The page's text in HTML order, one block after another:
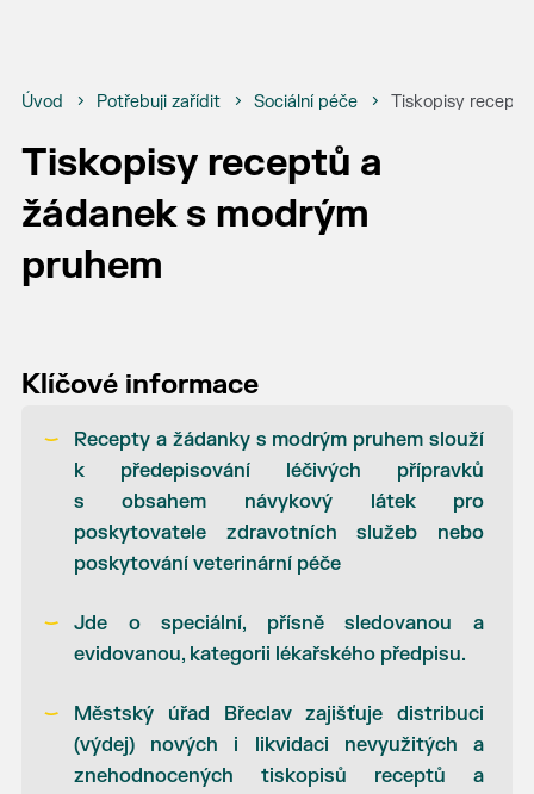
Úvod Potřebuji zařídit Sociální péče Tiskopisy
Tiskopisy receptů a
žádanek s modrým
pruhem
Klíčové informace
Recepty a žádanky s modrým pruhem slouží
k předepisování léčivých přípravků
s obsahem návykový látek pro
poskytovatele zdravotních služeb nebo
poskytování veterinární péče
Jde o speciální, přísně sledovanou a
evidovanou, kategorii lékařského předpisu.
Městský úřad Břeclav zajišťuje distribuci
(výdej) nových i likvidaci nevyužitých a
znehodnocených tiskopisů receptů a